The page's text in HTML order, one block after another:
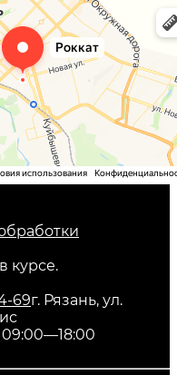
курсе.
69г. Рязань, ул.